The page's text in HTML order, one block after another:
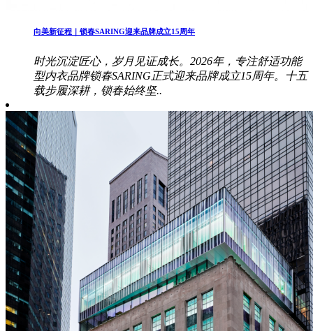
向美新征程｜锁春SARING迎来品牌成立15周年
时光沉淀匠心，岁月见证成长。2026年，专注舒适功能
型内衣品牌锁春SARING正式迎来品牌成立15周年。十五
载步履深耕，锁春始终坚..